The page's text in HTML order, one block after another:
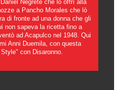
Negrete che lo offrì alla
a Pancho Morales che lò
di fronte ad una donna che gli
non sapeva la ricetta fino a
ad Acapulco nel 1948. Qui
Anni Duemila, con questa
con Disaronno.